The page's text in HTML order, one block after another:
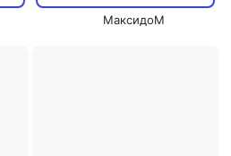
МаксидоМ